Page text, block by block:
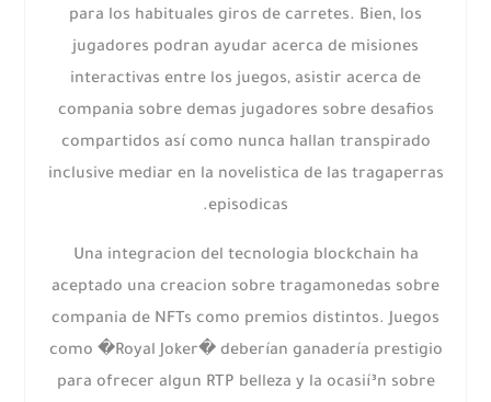
para los habituales giros de carretes. Bien, los
jugadores podran ayudar acerca de misiones
interactivas entre los juegos, asistir acerca de
compania sobre demas jugadores sobre desafios
compartidos así­ como nunca hallan transpirado
inclusive mediar en la novelistica de las tragaperras
episodicas.
Una integracion del tecnologia blockchain ha
aceptado una creacion sobre tragamonedas sobre
compania de NFTs como premios distintos. Juegos
como �Royal Joker� deberían ganadería prestigio
para ofrecer algun RTP belleza y la ocasií³n sobre